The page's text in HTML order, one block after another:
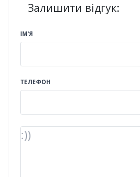
Залишити відгук:
ІМ'Я
ТЕЛЕФОН